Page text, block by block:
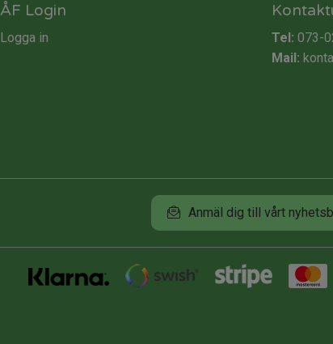
ÅF Login
Logga in Tel: 073-
Mail:
Anmäl dig till vårt